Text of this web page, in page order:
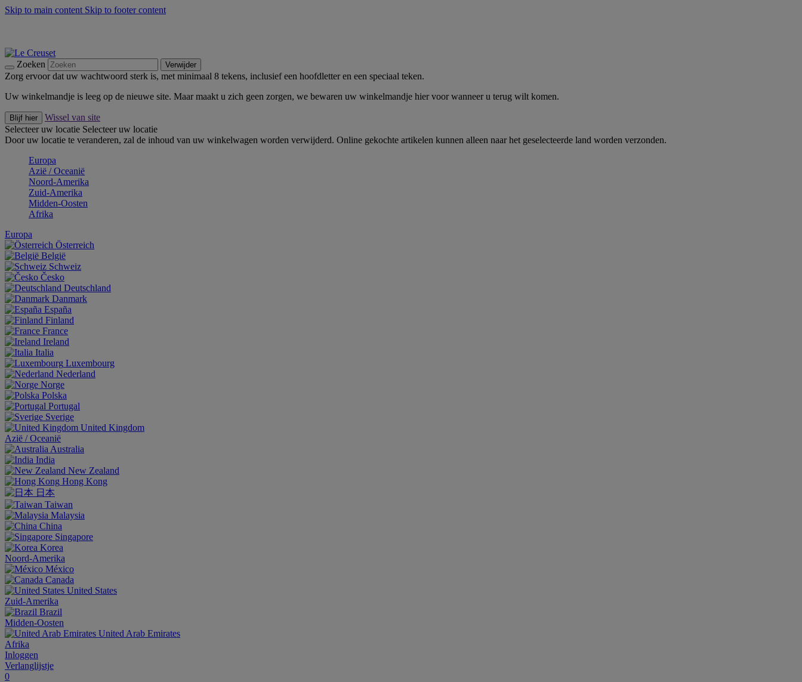
Skip to main content Skip to footer content
Zoeken Verwijder
Zorg ervoor dat uw wachtwoord sterk is, met minimaal 8 tekens, inclusief een hoofdletter en een speciaal teken.
Uw winkelmandje is leeg op de nieuwe site. Maar maakt u zich geen zorgen, we bewaren uw winkelmandje hier voor wanneer u terug wilt komen.
Blijf hier
Wissel van site
Selecteer uw locatie Selecteer uw locatie
Door uw locatie te veranderen, zal de inhoud van uw winkelwagen worden verwijderd. Online gekochte artikelen kunnen alleen naar het geselecteerde land worden verzonden.
Europa
Aziё / Oceaniё
Noord-Amerika
Zuid-Amerika
Midden-Oosten
Afrika
Europa
Österreich
België
Schweiz
Česko
Deutschland
Danmark
España
Finland
France
Ireland
Italia
Luxembourg
Nederland
Norge
Polska
Portugal
Sverige
United Kingdom
Aziё / Oceaniё
Australia
India
New Zealand
Hong Kong
日本
Taiwan
Malaysia
China
Singapore
Korea
Noord-Amerika
México
Canada
United States
Zuid-Amerika
Brazil
Midden-Oosten
United Arab Emirates
Afrika
Inloggen
Verlanglijstje
0